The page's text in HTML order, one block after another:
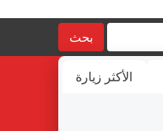
بحث
الأكثر زيارة